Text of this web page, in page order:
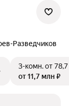
Разведчиков
3-комн.от
от 11,7 млн ₽